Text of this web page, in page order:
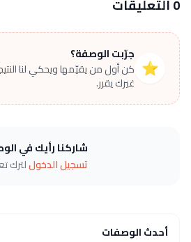
0 التعليقات
⭐
جرّبت الوصفة؟
كن أول من يقيّمها ويحكي لنا
غيرك يقرر.
شاركنا رأيك في
تسجيل الدخوللترك
أحدث الوصفات